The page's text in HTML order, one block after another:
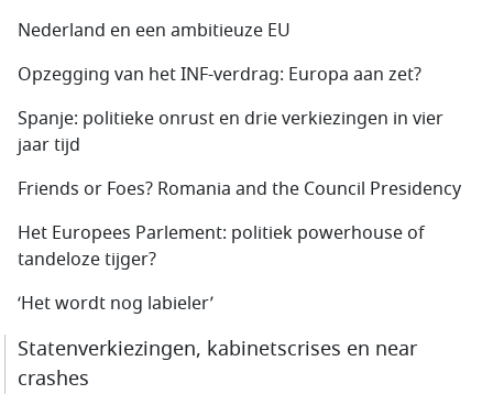
Nederland en een ambitieuze EU
Opzegging van het INF-verdrag: Europa aan zet?
Spanje: politieke onrust en drie verkiezingen in vier
jaar tijd
Friends or Foes? Romania and the Council Presidency
Het Europees Parlement: politiek powerhouse of
tandeloze tijger?
‘Het wordt nog labieler’
Statenverkiezingen, kabinetscrises en near
crashes